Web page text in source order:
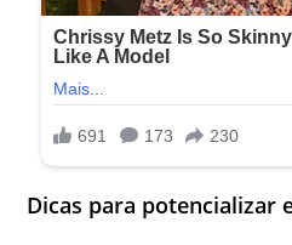
Dicas para potencializar